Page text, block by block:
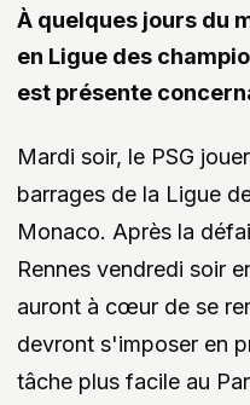
À quelques jours du
en Ligue des
est présente
Mardi soir, le PSG
barrages de la Ligue
Monaco. Après la
Rennes vendredi soir
auront à cœur de se
devront s'imposer en
tâche plus facile au